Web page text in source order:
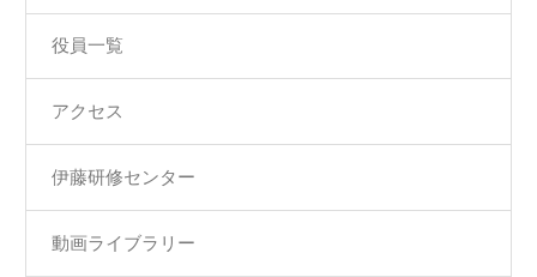
役員一覧
アクセス
伊藤研修センター
動画ライブラリー